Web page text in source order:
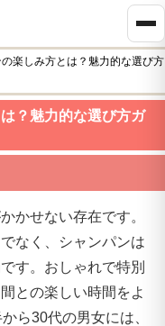
楽しみ方とは？魅力的な選び方
？魅力的な選び方ガ
かせない存在です。
なく、シャンパンは
す。おしゃれで特別
との楽しい時間をよ
ら30代の男女には、